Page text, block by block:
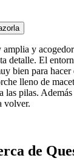
y
detalle. El
bien para
lleno de
las pilas.
volver.
de